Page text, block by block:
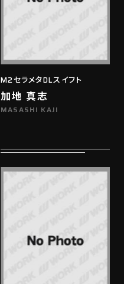
M2セラメタDLスイフト
加地 真志
MASASHI KAJI